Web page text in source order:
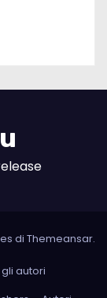
di Themeansar.
autori